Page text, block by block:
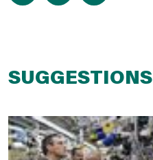
SUGGESTIONS